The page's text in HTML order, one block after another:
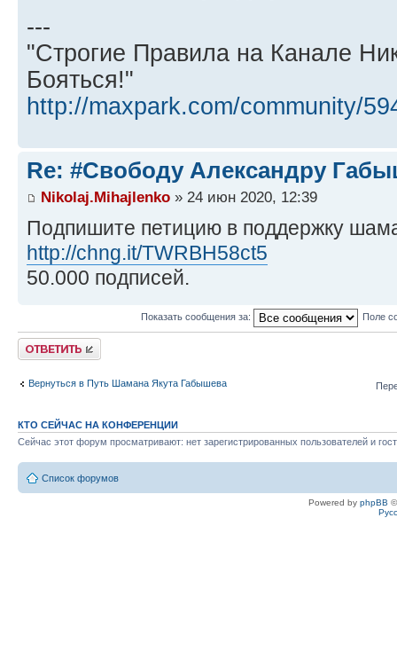
---
"Строгие Правила на Канале
Бояться!"
http://maxpark.com/community/
Re: #Свободу Александру
Nikolaj.Mihajlenko » 24 июн 2020, 12:39
Подпишите петицию в поддержку
http://chng.it/TWRBH58ct5
50.000 подписей.
Показать сообщения за: Поле
Ответить
Вернуться в Путь Шамана Якута Габышева
КТО СЕЙЧАС НА КОНФЕРЕНЦИИ
Сейчас этот форум просматривают: нет зарегистрированных пользователей и
Список форумов
Powered by phpBB